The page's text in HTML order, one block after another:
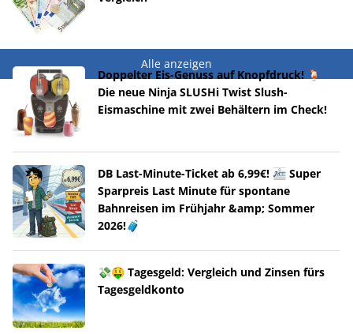
Alle anzeigen
Doppelter Eis-Genuss auf Knopfdruck! 🍹
Die neue Ninja SLUSHi Twist Slush-
Eismaschine mit zwei Behältern im Check!
DB Last-Minute-Ticket ab 6,99€! 🚈 Super
Sparpreis Last Minute für spontane
Bahnreisen im Frühjahr &amp; Sommer
2026!🧳
💸🤑 Tagesgeld: Vergleich und Zinsen fürs
Tagesgeldkonto